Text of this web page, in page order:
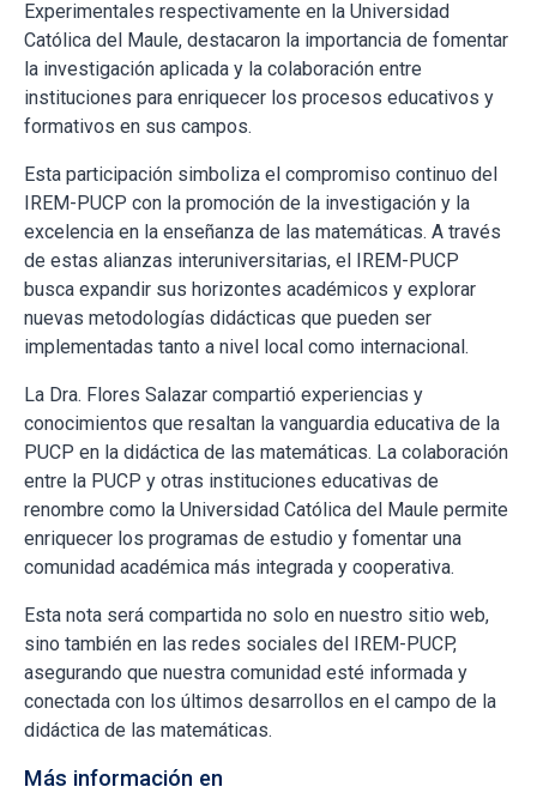
Experimentales respectivamente en la Universidad
Católica del Maule, destacaron la importancia de fomentar
la investigación aplicada y la colaboración entre
instituciones para enriquecer los procesos educativos y
formativos en sus campos.
Esta participación simboliza el compromiso continuo del
IREM-PUCP con la promoción de la investigación y la
excelencia en la enseñanza de las matemáticas. A través
de estas alianzas interuniversitarias, el IREM-PUCP
busca expandir sus horizontes académicos y explorar
nuevas metodologías didácticas que pueden ser
implementadas tanto a nivel local como internacional.
La Dra. Flores Salazar compartió experiencias y
conocimientos que resaltan la vanguardia educativa de la
PUCP en la didáctica de las matemáticas. La colaboración
entre la PUCP y otras instituciones educativas de
renombre como la Universidad Católica del Maule permite
enriquecer los programas de estudio y fomentar una
comunidad académica más integrada y cooperativa.
Esta nota será compartida no solo en nuestro sitio web,
sino también en las redes sociales del IREM-PUCP,
asegurando que nuestra comunidad esté informada y
conectada con los últimos desarrollos en el campo de la
didáctica de las matemáticas.
Más información en